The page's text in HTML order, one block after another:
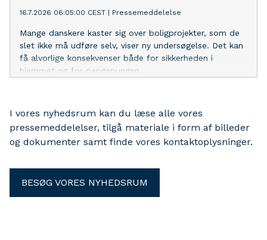
16.7.2026 06:05:00 CEST | Pressemeddelelse
Mange danskere kaster sig over boligprojekter, som de
slet ikke må udføre selv, viser ny undersøgelse. Det kan
få alvorlige konsekvenser både for sikkerheden i
hjemmet og for pengepungen.
I vores nyhedsrum kan du læse alle vores
pressemeddelelser, tilgå materiale i form af billeder
og dokumenter samt finde vores kontaktoplysninger.
BESØG VORES NYHEDSRUM